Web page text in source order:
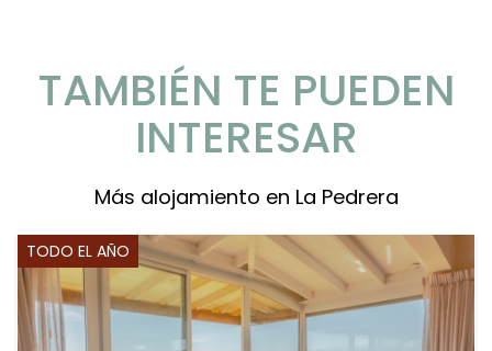
TAMBIÉN TE PUEDEN
INTERESAR
Más alojamiento en La Pedrera
TODO EL AÑO